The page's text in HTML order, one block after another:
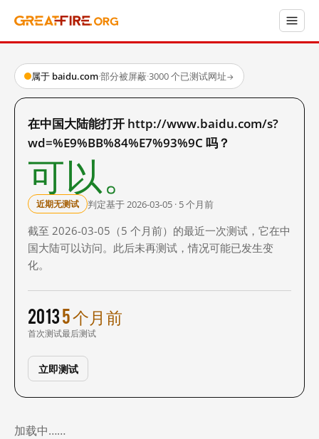
属于 baidu.com·部分被屏蔽·3000 个已测试网址→
在中国大陆能打开 http://www.baidu.com/s?
wd=%E9%BB%84%E7%93%9C 吗？
可以。
近期无测试 判定基于 2026-03-05 · 5 个月前
截至 2026-03-05（5 个月前）的最近一次测试，它在中
国大陆可以访问。此后未再测试，情况可能已发生变
化。
2013
首次测试
5 个月前
最后测试
立即测试
加载中……